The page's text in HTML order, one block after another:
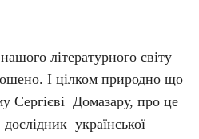
літературного світу
І цілком природно що
Сергієві Домазару, про це
української